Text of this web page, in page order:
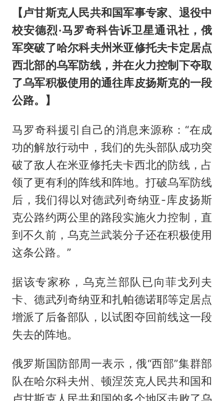
【卢甘斯克人民共和国军事专家、退役中
校安德烈·马罗奇科告诉卫星通讯社，俄
军突破了哈尔科夫州米亚修托夫卡定居点
西北部的乌军防线，并在火力控制下夺取
了乌军积极使用的通往库皮扬斯克的一段
公路。
】
马罗奇科援引自己的消息来源称：“在成
功的解放行动中，我们的先头部队成功突
破了敌人在米亚修托夫卡西北的防线，占
领了更有利的阵线和阵地。打破乌军防线
后，我们得以对德武列奇纳亚-库皮扬斯
克公路约两公里的路段实施火力控制，直
到不久前，乌克兰武装分子还在积极使用
这条公路。”
据该专家称，乌克兰部队已向菲戈列夫
卡、德武列奇纳亚和扎帕德诺耶等定居点
增派了后备部队，以试图夺回前线这一段
失去的阵地。
俄罗斯国防部周一表示，俄“西部”集群部
队在哈尔科夫州、顿涅茨克人民共和国和